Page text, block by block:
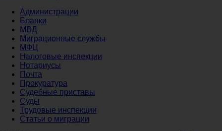
Администрации
Бланки
МВД
Миграционные службы
МФЦ
Налоговые инспекции
Нотариусы
Почта
Прокуратура
Судебные приставы
Суды
Трудовые инспекции
Статьи о миграции